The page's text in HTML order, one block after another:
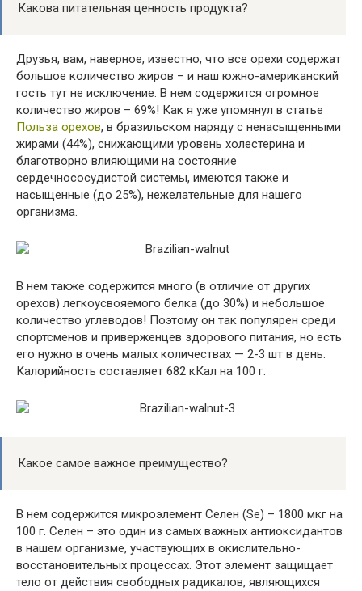
Какова питательная ценность продукта?
Друзья, вам, наверное, известно, что все орехи содержат
большое количество жиров – и наш южно-американский
гость тут не исключение. В нем содержится огромное
количество жиров – 69%! Как я уже упомянул в статье
Польза орехов, в бразильском наряду с ненасыщенными
жирами (44%), снижающими уровень холестерина и
благотворно влияющими на состояние
сердечнососудистой системы, имеются также и
насыщенные (до 25%), нежелательные для нашего
организма.
В нем также содержится много (в отличие от других
орехов) легкоусвояемого белка (до 30%) и небольшое
количество углеводов! Поэтому он так популярен среди
спортсменов и приверженцев здорового питания, но есть
его нужно в очень малых количествах — 2-3 шт в день.
Калорийность составляет 682 кКал на 100 г.
Какое самое важное преимущество?
В нем содержится микроэлемент Селен (Se) – 1800 мкг на
100 г. Селен – это один из самых важных антиоксидантов
в нашем организме, участвующих в окислительно-
восстановительных процессах. Этот элемент защищает
тело от действия свободных радикалов, являющихся